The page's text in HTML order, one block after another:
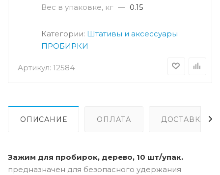
Артикул: 12584
Вес в упаковке, кг — 0.15
Категории: Штативы и аксессуары
ПРОБИРКИ
ОПИСАНИЕ ОПЛАТА ДОСТАВКА
Зажим для пробирок, дерево, 10 шт/упак.
предназначен для безопасного удержания